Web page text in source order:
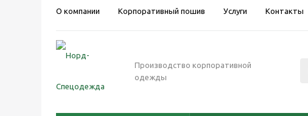
О компании Корпоративный пошив Услуги Контакты
Производство корпоративной
одежды